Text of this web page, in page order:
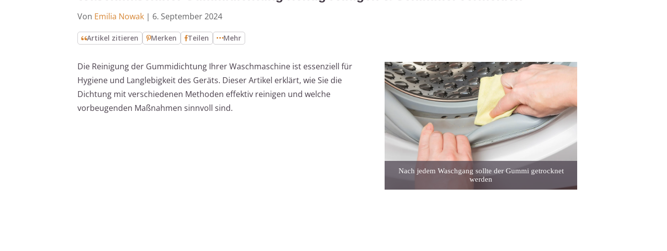
Von Emilia Nowak | 6. September 2024
Artikel zitieren Merken Teilen Mehr
Die Reinigung der Gummidichtung Ihrer Waschmaschine ist essenziell für
Hygiene und Langlebigkeit des Geräts. Dieser Artikel erklärt, wie Sie die
Dichtung mit verschiedenen Methoden effektiv reinigen und welche
vorbeugenden Maßnahmen sinnvoll sind.
Nach jedem Waschgang sollte der Gummi getrocknet
werden